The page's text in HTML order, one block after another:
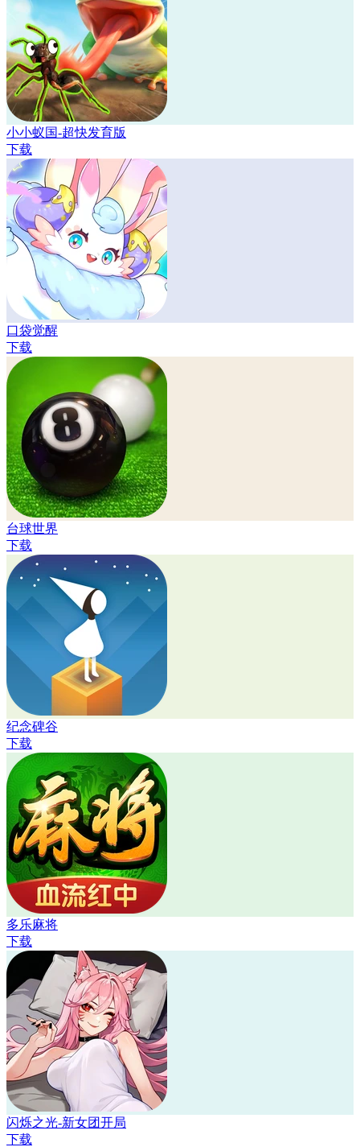
小小蚁国-超快发育版
下载
口袋觉醒
下载
台球世界
下载
纪念碑谷
下载
多乐麻将
下载
闪烁之光-新女团开局
下载